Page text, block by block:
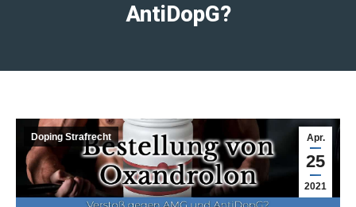
AntiDopG?
Apr.
25
2021
Doping Strafrecht